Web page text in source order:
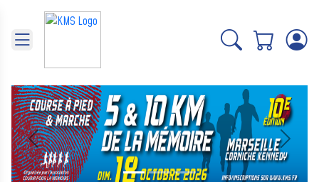
Précédent Suivant
Panneau de gestion des cookies